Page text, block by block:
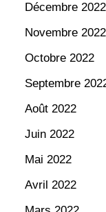
Décembre 2022
Novembre 2022
Octobre 2022
Septembre
Août 2022
Juin 2022
Mai 2022
Avril 2022